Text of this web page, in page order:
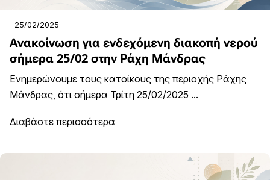
25/02/2025
Ανακοίνωση για ενδεχόμενη διακοπή νερού
σήμερα 25/02 στην Ράχη Μάνδρας
Ενημερώνουμε τους κατοίκους της περιοχής Ράχης
Μάνδρας, ότι σήμερα Τρίτη 25/02/2025 ...
Διαβάστε περισσότερα